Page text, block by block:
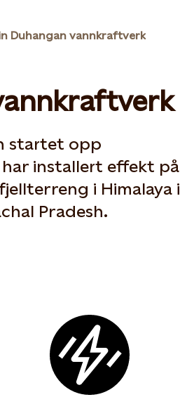
Duhangan vannkraftverk
startet opp
installert effekt på
i Himalaya i
Pradesh.